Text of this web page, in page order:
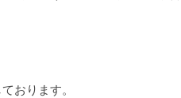
おります。